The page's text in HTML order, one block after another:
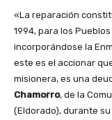
«La reparación
1994, para los
incorporándose la
este es el accionar
misionera, es una
Chamorro, de la
(Eldorado), durante